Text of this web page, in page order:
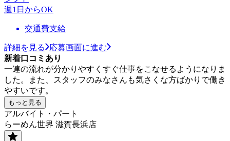
週1日からOK
交通費支給
詳細を見る
応募画面に進む
新着口コミあり
一連の流れが分かりやすくすぐ仕事をこなせるようになりま
した。また、スタッフのみなさんも気さくな方ばかりで働き
やすいです。
もっと見る
アルバイト・パート
らーめん世界 滋賀長浜店